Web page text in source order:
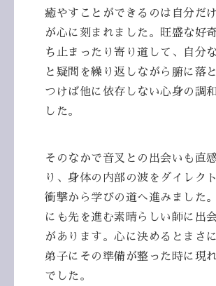
癒やすことができるのは自分だ
が心に刻まれました。旺盛な好
ち止まったり寄り道して、自分
と疑問を繰り返しながら腑に落
つけば他に依存しない心身の調
した。
そのなかで音叉との出会いも直
り、身体の内部の波をダイレク
衝撃から学びの道へ進みました
にも先を進む素晴らしい師に出
があります。心に決めるとまさ
弟子にその準備が整った時に現
でした。